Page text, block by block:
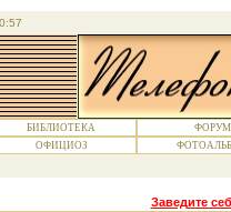
БИБЛИОТЕКА
ФОРУМ
ОФИЦИОЗ
Заведите